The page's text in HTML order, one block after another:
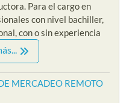
Para el cargo en
con nivel bachiller,
con o sin experiencia
MERCADEO REMOTO